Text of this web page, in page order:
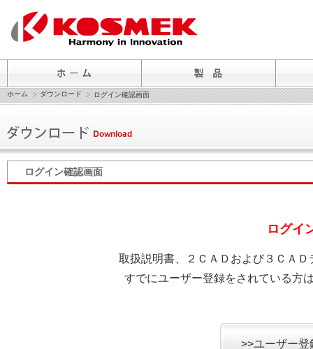
ホーム ダウンロード ログイン確認画面
ログイン確認画面
ログイ
取扱説明書、２ＣＡＤおよび３ＣＡ
すでにユーザー登録をされている方
>>ユーザー